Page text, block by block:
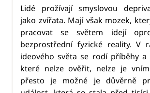
Lidé prožívají smyslovou
jako zvířata. Mají však mozek,
pracovat se světem idejí
bezprostřední fyzické reality. V
ideového světa se rodí příběhy a
které nelze ověřit, nelze je
přesto je možné je důvěrně